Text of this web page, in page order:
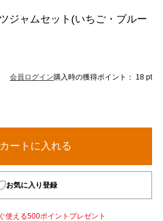
ジャムセット(いちご・ブルー
会員ログイン購入時の獲得ポイント： 18 pt
カートに入れる
お気に入り登録
使える500ポイントプレゼント